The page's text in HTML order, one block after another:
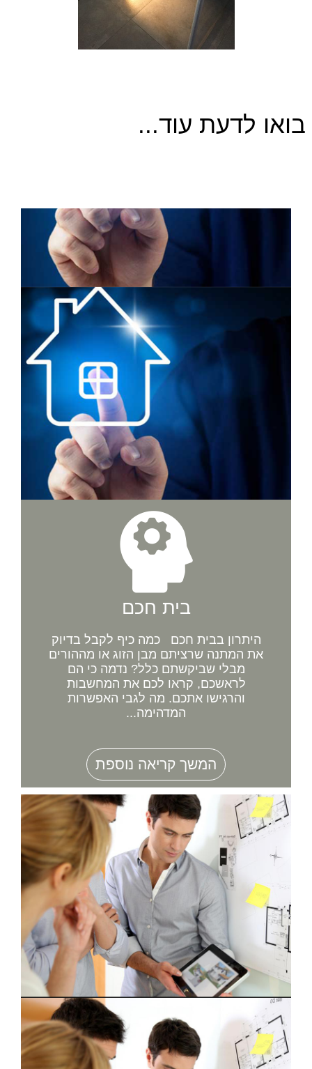
בואו לדעת עוד...
בית חכם
היתרון בבית חכם כמה כיף לקבל בדיוק
את המתנה שרציתם מבן הזוג או מההורים
מבלי שביקשתם כלל? נדמה כי הם
לראשכם, קראו לכם את המחשבות
והרגישו אתכם. מה לגבי האפשרות
המדהימה...
המשך קריאה נוספת